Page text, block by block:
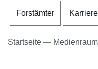
Forstämter Karriere
Startseite Medienraum